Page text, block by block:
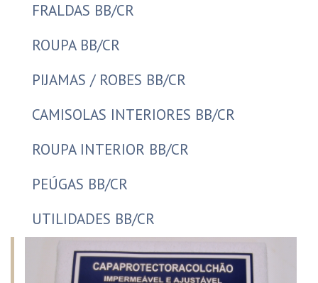
FRALDAS BB/CR
ROUPA BB/CR
PIJAMAS / ROBES BB/CR
CAMISOLAS INTERIORES BB/CR
ROUPA INTERIOR BB/CR
PEÚGAS BB/CR
UTILIDADES BB/CR